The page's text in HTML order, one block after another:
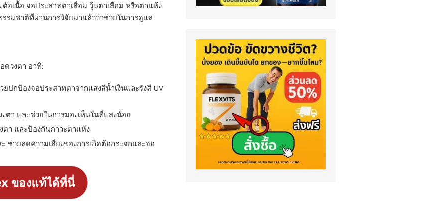
อเนื้อ จอประสาทตาเสื่อม วุ้นตาเสื่อม หรือตาแห้ง
รมชาติที่ผ่านการวิจัยมาแล้วว่าช่วยในการดูแล
ดวงตา อาทิ:
ปกป้องจอประสาทตาจากแสงสีน้ำเงินและรังสี UV
ตา และช่วยในการมองเห็นในที่แสงน้อย
ตา และป้องกันภาวะตาแห้ง
ช่วยลดความเสี่ยงของการเกิดต้อกระจกและจอ
ของแท้ได้ที่นี่